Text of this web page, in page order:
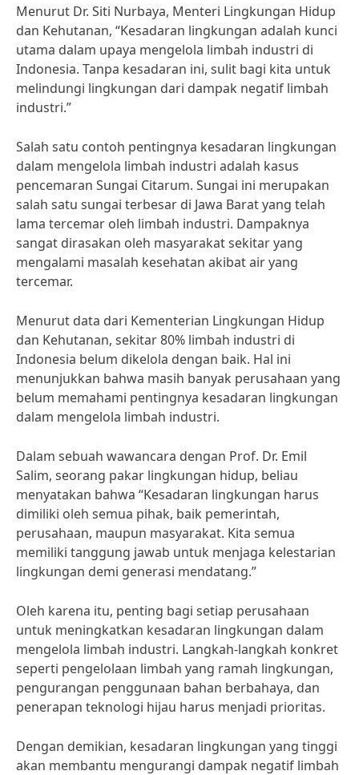
Menurut Dr. Siti Nurbaya, Menteri Lingkungan Hidup
dan Kehutanan, “Kesadaran lingkungan adalah kunci
utama dalam upaya mengelola limbah industri di
Indonesia. Tanpa kesadaran ini, sulit bagi kita untuk
melindungi lingkungan dari dampak negatif limbah
industri.”
Salah satu contoh pentingnya kesadaran lingkungan
dalam mengelola limbah industri adalah kasus
pencemaran Sungai Citarum. Sungai ini merupakan
salah satu sungai terbesar di Jawa Barat yang telah
lama tercemar oleh limbah industri. Dampaknya
sangat dirasakan oleh masyarakat sekitar yang
mengalami masalah kesehatan akibat air yang
tercemar.
Menurut data dari Kementerian Lingkungan Hidup
dan Kehutanan, sekitar 80% limbah industri di
Indonesia belum dikelola dengan baik. Hal ini
menunjukkan bahwa masih banyak perusahaan yang
belum memahami pentingnya kesadaran lingkungan
dalam mengelola limbah industri.
Dalam sebuah wawancara dengan Prof. Dr. Emil
Salim, seorang pakar lingkungan hidup, beliau
menyatakan bahwa “Kesadaran lingkungan harus
dimiliki oleh semua pihak, baik pemerintah,
perusahaan, maupun masyarakat. Kita semua
memiliki tanggung jawab untuk menjaga kelestarian
lingkungan demi generasi mendatang.”
Oleh karena itu, penting bagi setiap perusahaan
untuk meningkatkan kesadaran lingkungan dalam
mengelola limbah industri. Langkah-langkah konkret
seperti pengelolaan limbah yang ramah lingkungan,
pengurangan penggunaan bahan berbahaya, dan
penerapan teknologi hijau harus menjadi prioritas.
Dengan demikian, kesadaran lingkungan yang tinggi
akan membantu mengurangi dampak negatif limbah